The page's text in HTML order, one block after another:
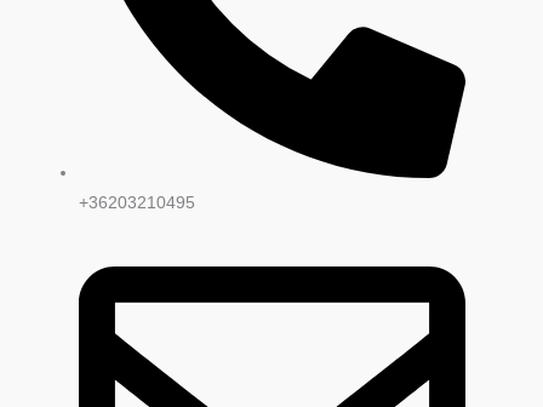
+36203210495